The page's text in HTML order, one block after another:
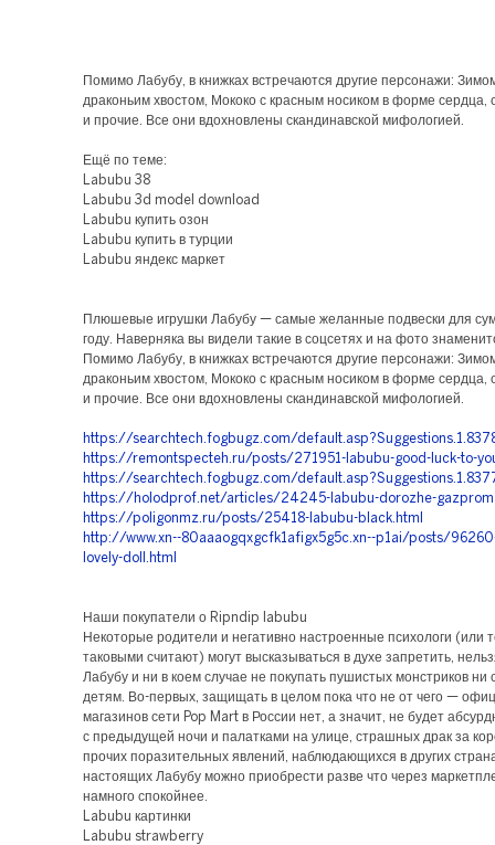
Помимо Лабубу, в книжках встречаются другие персонажи:
драконьим хвостом, Мококо с красным носиком в форме сердца,
и прочие. Все они вдохновлены скандинавской мифологией.
Ещё по теме:
Labubu 38
Labubu 3d model download
Labubu купить озон
Labubu купить в турции
Labubu яндекс маркет
Плюшевые игрушки Лабубу — самые желанные подвески для
году. Наверняка вы видели такие в соцсетях и на фото
Помимо Лабубу, в книжках встречаются другие персонажи:
драконьим хвостом, Мококо с красным носиком в форме сердца,
и прочие. Все они вдохновлены скандинавской мифологией.
https://searchtech.fogbugz.com/
https://remontspecteh.ru/posts/271951-labubu-good-luck-to-
https://searchtech.fogbugz.com/
https://holodprof.net/articles/24245-labubu-dorozhe-
https://poligonmz.ru/posts/25418-labubu-black.html
http://www.xn--80aaaogqxgcfk1afigx5g5c.xn--p1ai/posts/
lovely-doll.html
Наши покупатели о Ripndip labubu
Некоторые родители и негативно настроенные психологи (или
таковыми считают) могут высказываться в духе запретить,
Лабубу и ни в коем случае не покупать пушистых монстриков ни
детям. Во-первых, защищать в целом пока что не от чего —
магазинов сети Pop Mart в России нет, а значит, не будет
с предыдущей ночи и палатками на улице, страшных драк за
прочих поразительных явлений, наблюдающихся в других
настоящих Лабубу можно приобрести разве что через
намного спокойнее.
Labubu картинки
Labubu strawberry